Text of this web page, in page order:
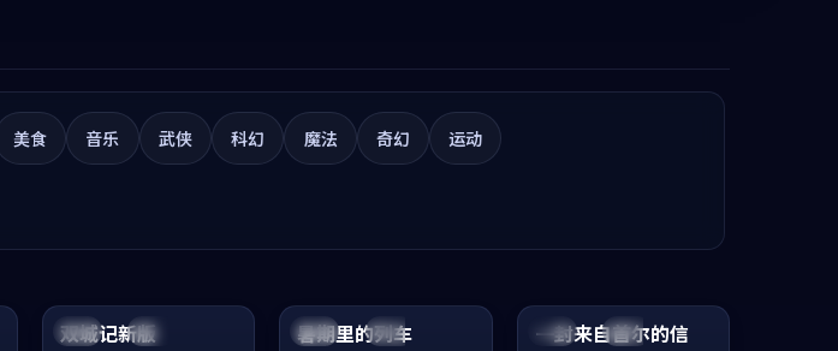
美食 音乐 武侠 科幻 魔法 奇幻 运动
中国 独播
双城记新版 中国 杜比
暑期里的列车 韩国 热播
一封来自首尔的信